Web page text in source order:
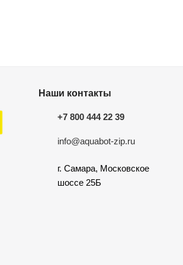
Наши контакты
+7 800 444 22 39
info@aquabot-zip.ru
г. Самара, Московское
шоссе 25Б